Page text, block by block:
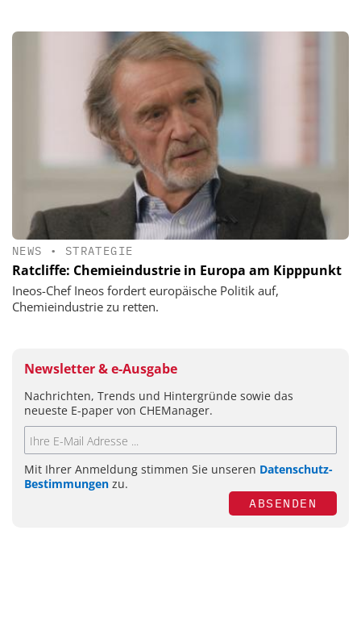
NEWS • STRATEGIE
Ratcliffe: Chemieindustrie in Europa am Kipppunkt
Ineos-Chef Ineos fordert europäische Politik auf,
Chemieindustrie zu retten.
Newsletter & e-Ausgabe
Nachrichten, Trends und Hintergründe sowie das
neueste E-paper von CHEManager.
Mit Ihrer Anmeldung stimmen Sie unseren Datenschutz-
Bestimmungen zu.
ABSENDEN